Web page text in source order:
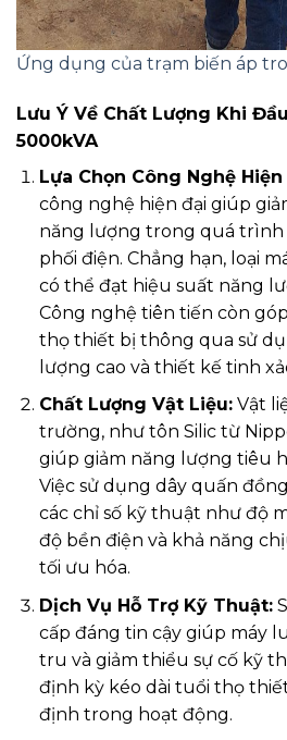
Ứng dụng của trạm biến áp
Lưu Ý Về Chất Lượng Khi
5000kVA
Lựa Chọn Công Nghệ
công nghệ hiện đại giúp
năng lượng trong quá trình
phối điện. Chẳng hạn, loại
có thể đạt hiệu suất năng
Công nghệ tiên tiến còn
thọ thiết bị thông qua sử
lượng cao và thiết kế tinh
Chất Lượng Vật Liệu:Vật
trường, như tôn Silic từ
giúp giảm năng lượng tiêu
Việc sử dụng dây quấn
các chỉ số kỹ thuật như độ
độ bền điện và khả năng
tối ưu hóa.
Dịch Vụ Hỗ Trợ Kỹ Thuật:
cấp đáng tin cậy giúp máy
tru và giảm thiểu sự cố kỹ
định kỳ kéo dài tuổi thọ
định trong hoạt động.